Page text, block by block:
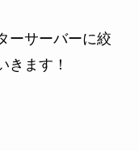
ーサーバーに絞
きます！